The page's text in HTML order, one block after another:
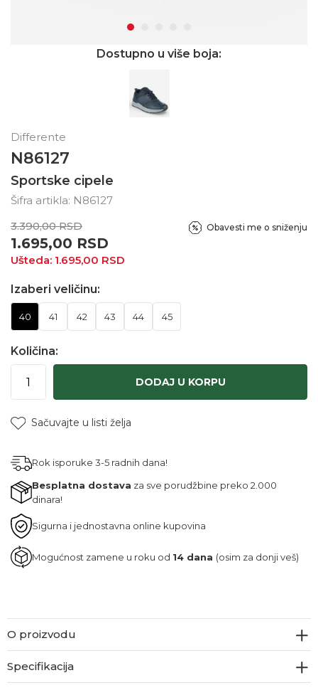
Dostupno u više boja:
Differente
N86127
Sportske cipele
Šifra artikla: N86127
3.390,00 RSD
1.695,00 RSD
Ušteda: 1.695,00 RSD
Obavesti me o sniženju
Izaberi veličinu:
40 41 42 43 44 45
Količina:
DODAJ U KORPU
Sačuvajte u listi želja
Rok isporuke 3-5 radnih dana!
Besplatna dostava za sve porudžbine preko 2.000
dinara!
Sigurna i jednostavna online kupovina
Mogućnost zamene u roku od 14 dana (osim za donji veš)
O proizvodu
Specifikacija